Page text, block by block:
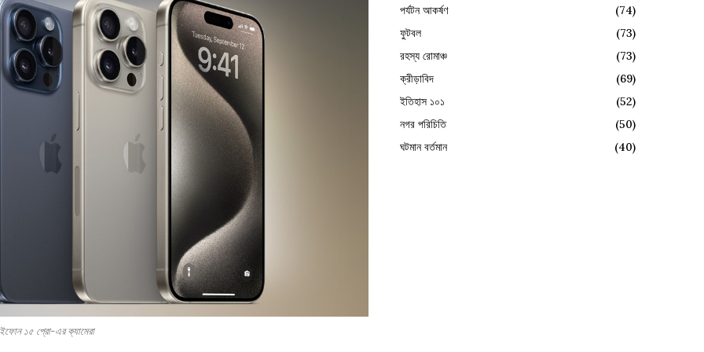
১৫ প্রো-এর ক্যামেরা
পর্যটন আকর্ষণ
(74)
ফুটবল
(73)
রহস্য রোমাঞ্চ
(73)
ক্রীড়াবিদ
(69)
ইতিহাস ১০১
(52)
নগর পরিচিতি
(50)
ঘটমান বর্তমান
(40)